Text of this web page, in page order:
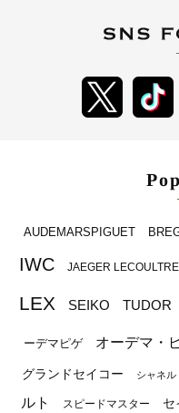
AUDEMARSPIGUET
IWC JAEGER LECOULTRE
LEX
SEIKO TUDOR
ーデマピゲ オーデマ・
グランドセイコー シャネル
ルト
スピードマスター セ